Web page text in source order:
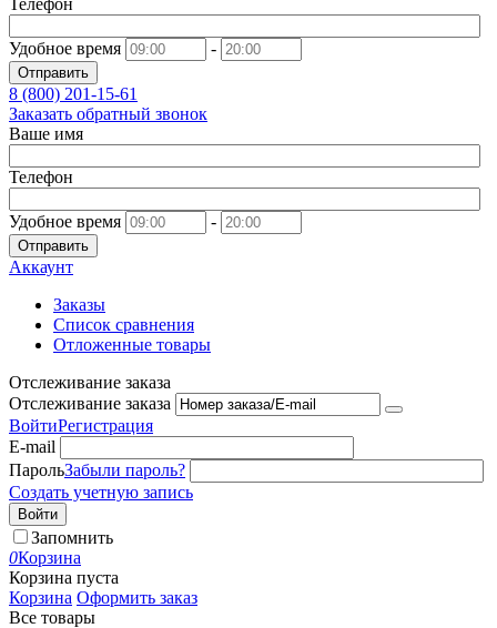
Телефон
Удобное время -
Отправить
8 (800) 201-15-61
Заказать обратный звонок
Ваше имя
Телефон
Удобное время -
Отправить
Аккаунт
Заказы
Список сравнения
Отложенные товары
Отслеживание заказа
Отслеживание заказа
ВойтиРегистрация
E-mail
ПарольЗабыли пароль?
Создать учетную запись
Войти
Запомнить
0Корзина
Корзина пуста
Корзина Оформить заказ
Все товары